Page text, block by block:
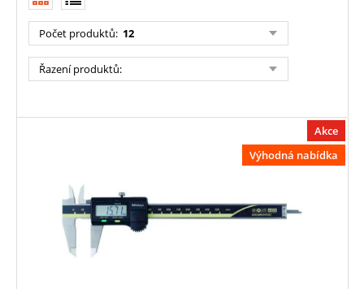
Počet produktů: 12
Řazení produktů:
Akce
Výhodná nabídka